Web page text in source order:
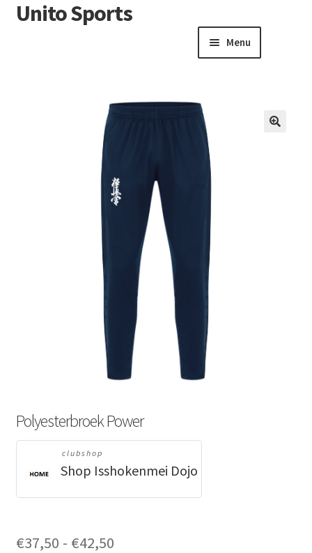
Unito Sports
Menu
Algemene voorwaarden
Polyesterbroek Power
clubshop
Shop Isshokenmei Dojo
€37,50 - €42,50Prijsklasse: